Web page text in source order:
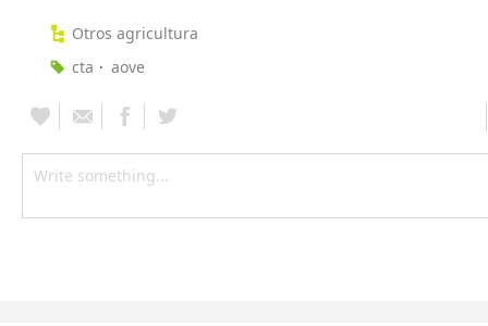
Otros agricultura
cta
aove